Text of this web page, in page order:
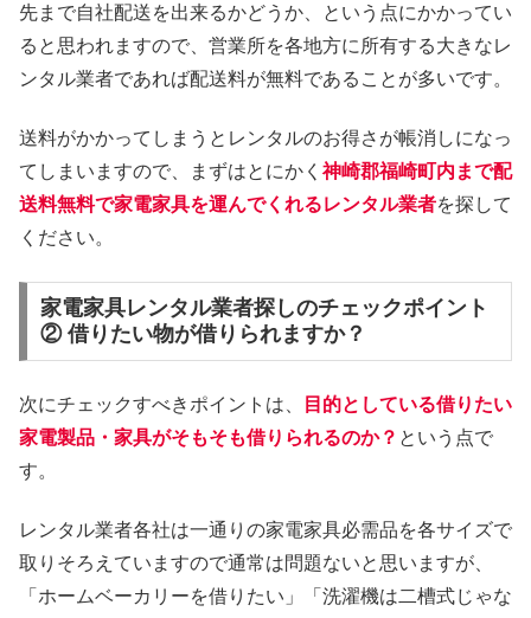
先まで自社配送を出来るかどうか、という点にかかってい
ると思われますので、営業所を各地方に所有する大きなレ
ンタル業者であれば配送料が無料であることが多いです。
送料がかかってしまうとレンタルのお得さが帳消しになっ
てしまいますので、まずはとにかく神崎郡福崎町内まで配
送料無料で家電家具を運んでくれるレンタル業者を探して
ください。
家電家具レンタル業者探しのチェックポイント
② 借りたい物が借りられますか？
次にチェックすべきポイントは、
目的としている借りたい
家電製品・家具がそもそも借りられるのか？ という点で
す。
レンタル業者各社は一通りの家電家具必需品を各サイズで
取りそろえていますので通常は問題ないと思いますが、
「ホームベーカリーを借りたい」「洗濯機は二槽式じゃな